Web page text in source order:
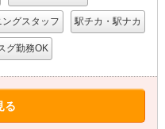
ングスタッフ 駅チカ・駅ナカ
グ勤務OK
る